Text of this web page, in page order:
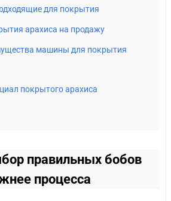
для покрытия
арахиса на продажу
машины для покрытия
покрытого арахиса
правильных бобов
процесса